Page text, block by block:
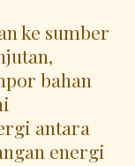
ke sumber
bahan
antara
energi